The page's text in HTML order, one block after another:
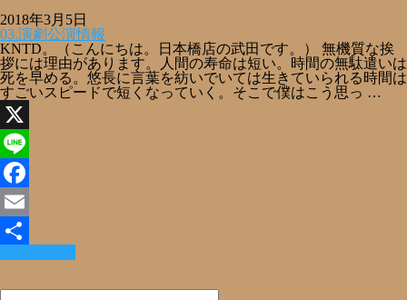
2018年3月5日
03.演劇公演情報
KNTD。（こんにちは。日本橋店の武田です。） 無機質な挨
拶には理由があります。人間の寿命は短い。時間の無駄遣いは
死を早める。悠長に言葉を紡いでいては生きていられる時間は
すごいスピードで短くなっていく。そこで僕はこう思っ …
X
Line
Facebook
Email
共
有